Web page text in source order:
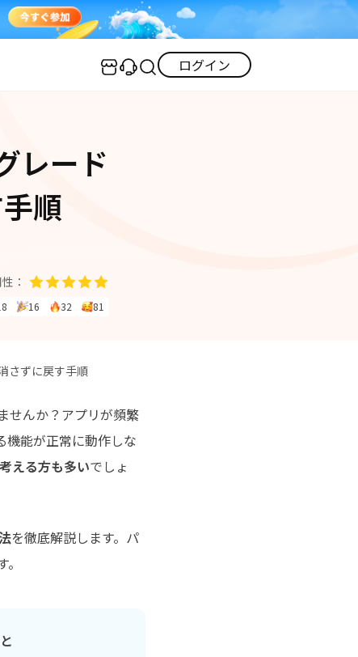
·iOS 27ダウングレード
·消えた写真の復元
·LINEメッセージの復元
iOS不具合修復
iOS 27活用法
iOS 26活用法
ートリアルをご提供
ログイン
レード
順
：
16 32 81
さずに戻す手順
せんか？アプリが頻繁
機能が正常に動作しな
える方も多いでしょ
を徹底解説します。パ